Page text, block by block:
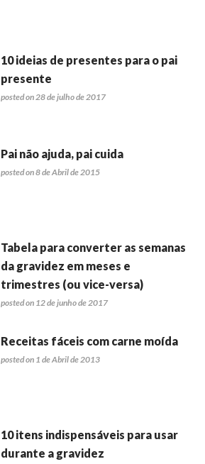
10 ideias de presentes para o pai
presente
posted on 28 de julho de 2017
Pai não ajuda, pai cuida
posted on 8 de Abril de 2015
Tabela para converter as semanas
da gravidez em meses e
trimestres (ou vice-versa)
posted on 12 de junho de 2017
Receitas fáceis com carne moída
posted on 1 de Abril de 2013
10 itens indispensáveis para usar
durante a gravidez